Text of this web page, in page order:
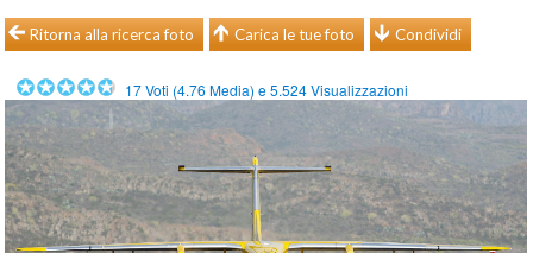
Ritorna alla ricerca foto Carica le tue foto Condividi
17Voti (4.76 Media) e5.524Visualizzazioni